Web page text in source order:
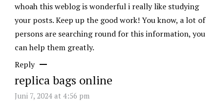
whoah this weblog is wonderful i really like studying
your posts. Keep up the good work! You know, a lot of
persons are searching round for this information, you
can help them greatly.
Reply
replica bags online
Juni 7, 2024 at 4:56 pm